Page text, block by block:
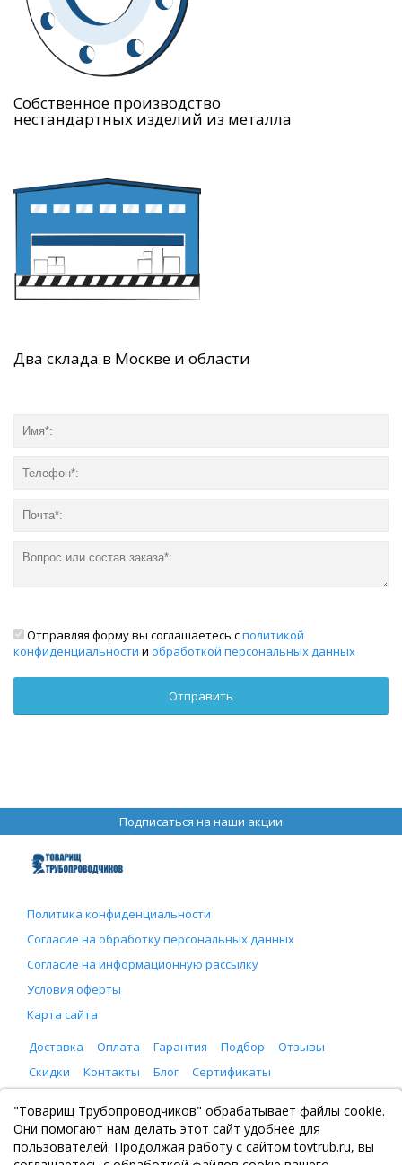
Собственное производство
нестандартных изделий из металла
Два склада в Москве и области
Отправляя форму вы соглашаетесь сполитикой
конфиденциальности и обработкой персональных данных
Подписаться на наши акции
Политика конфиденциальности
Согласие на обработку персональных данных
Согласие на информационную рассылку
Условия оферты
Карта сайта
Доставка
Оплата Гарантия Подбор
Отзывы
Скидки
Контакты Блог Сертификаты
ООО "Товарищ Трубопроводчиков"
Москва, Рязанский проспект 8, с. 2
+7 (495) 065-46-75
zakaz@tovtrub.ru
"Товарищ Трубопроводчиков" обрабатывает файлы cookie.
Они помогают нам делать этот сайт удобнее для
пользователей. Продолжая работу с сайтом tovtrub.ru, вы